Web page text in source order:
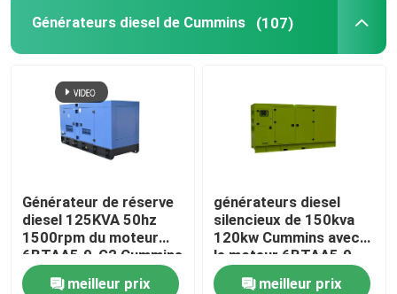
Générateur diesel de remorque
Générateurs diesel de Cummins (107)
Générateur de réserve
diesel 125KVA 50hz
1500rpm du moteur
6BTAA5.9-G2 Cummins
meilleur prix
générateurs diesel
silencieux de 150kva
120kw Cummins avec
le moteur 6BTAA5.9-
G12
meilleur prix